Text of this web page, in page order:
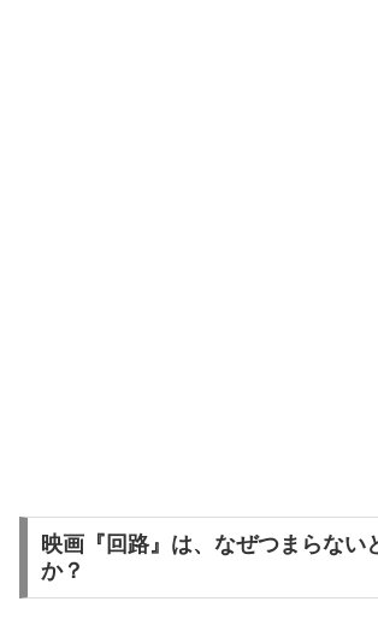
映画『回路』は、なぜつまらない
か？